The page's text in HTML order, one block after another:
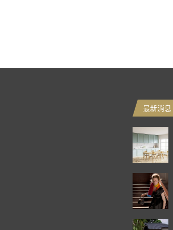
最新消息